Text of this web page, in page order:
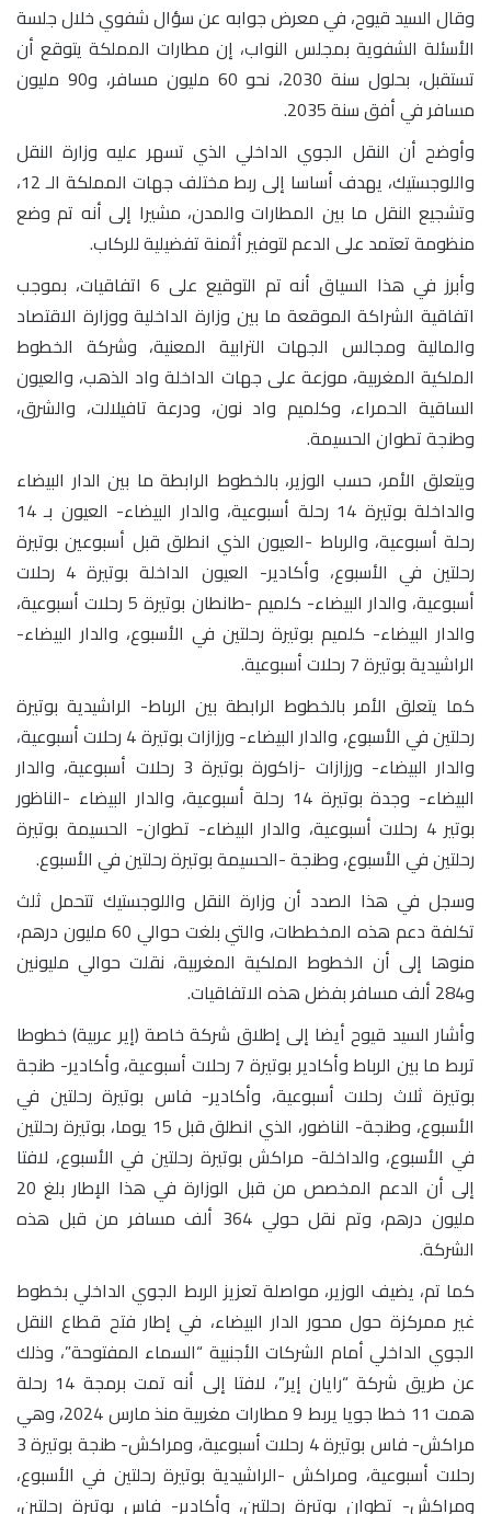
وقال السيد قيوح، في معرض جوابه عن سؤال شفوي خلال جلسة
الأسئلة الشفوية بمجلس النواب، إن مطارات المملكة يتوقع أن
تستقبل، بحلول سنة 2030، نحو 60 مليون مسافر، و90 مليون
مسافر في أفق سنة 2035.
وأوضح أن النقل الجوي الداخلي الذي تسهر عليه وزارة النقل
واللوجستيك، يهدف أساسا إلى ربط مختلف جهات المملكة الـ 12،
وتشجيع النقل ما بين المطارات والمدن، مشيرا إلى أنه تم وضع
منظومة تعتمد على الدعم لتوفير أثمنة تفضيلية للركاب.
وأبرز في هذا السياق أنه تم التوقيع على 6 اتفاقيات، بموجب
اتفاقية الشراكة الموقعة ما بين وزارة الداخلية ووزارة الاقتصاد
والمالية ومجالس الجهات الترابية المعنية، وشركة الخطوط
الملكية المغربية، موزعة على جهات الداخلة واد الذهب، والعيون
الساقية الحمراء، وكلميم واد نون، ودرعة تافيلالت، والشرق،
وطنجة تطوان الحسيمة.
ويتعلق الأمر، حسب الوزير، بالخطوط الرابطة ما بين الدار البيضاء
والداخلة بوتيرة 14 رحلة أسبوعية، والدار البيضاء- العيون بـ 14
رحلة أسبوعية، والرباط -العيون الذي انطلق قبل أسبوعين بوتيرة
رحلتين في الأسبوع، وأكادير- العيون الداخلة بوتيرة 4 رحلات
أسبوعية، والدار البيضاء- كلميم -طانطان بوتيرة 5 رحلات أسبوعية،
والدار البيضاء- كلميم بوتيرة رحلتين في الأسبوع، والدار البيضاء-
الراشيدية بوتيرة 7 رحلات أسبوعية.
كما يتعلق الأمر بالخطوط الرابطة بين الرباط- الراشيدية بوتيرة
رحلتين في الأسبوع، والدار البيضاء- ورزازات بوتيرة 4 رحلات أسبوعية،
والدار البيضاء- ورزازات -زاكورة بوتيرة 3 رحلات أسبوعية، والدار
البيضاء- وجدة بوتيرة 14 رحلة أسبوعية، والدار البيضاء -الناظور
بوتير 4 رحلات أسبوعية، والدار البيضاء- تطوان- الحسيمة بوتيرة
رحلتين في الأسبوع، وطنجة -الحسيمة بوتيرة رحلتين في الأسبوع.
وسجل في هذا الصدد أن وزارة النقل واللوجستيك تتحمل ثلث
تكلفة دعم هذه المخططات، والتي بلغت حوالي 60 مليون درهم،
منوها إلى أن الخطوط الملكية المغربية، نقلت حوالي مليونين
و284 ألف مسافر بفضل هذه الاتفاقيات.
وأشار السيد قيوح أيضا إلى إطلاق شركة خاصة (إير عربية) خطوطا
تربط ما بين الرباط وأكادير بوتيرة 7 رحلات أسبوعية، وأكادير- طنجة
بوتيرة ثلاث رحلات أسبوعية، وأكادير- فاس بوتيرة رحلتين في
الأسبوع، وطنجة- الناضور، الذي انطلق قبل 15 يوما، بوتيرة رحلتين
في الأسبوع، والداخلة- مراكش بوتيرة رحلتين في الأسبوع، لافتا
إلى أن الدعم المخصص من قبل الوزارة في هذا الإطار بلغ 20
مليون درهم، وتم نقل حولي 364 ألف مسافر من قبل هذه
الشركة.
كما تم، يضيف الوزير، مواصلة تعزيز الربط الجوي الداخلي بخطوط
غير ممركزة حول محور الدار البيضاء، في إطار فتح قطاع النقل
الجوي الداخلي أمام الشركات الأجنبية “السماء المفتوحة”، وذلك
عن طريق شركة “رايان إير”، لافتا إلى أنه تمت برمجة 14 رحلة
همت 11 خطا جويا يربط 9 مطارات مغربية منذ مارس 2024، وهي
مراكش- فاس بوتيرة 4 رحلات أسبوعية، ومراكش- طنجة بوتيرة 3
رحلات أسبوعية، ومراكش -الراشيدية بوتيرة رحلتين في الأسبوع،
ومراكش- تطوان بوتيرة رحلتين، وأكادير- فاس بوتيرة رحلتين،